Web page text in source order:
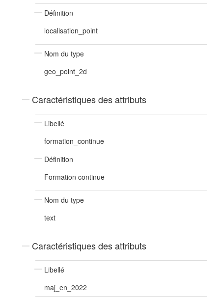
Définition
localisation_point
Nom du type
geo_point_2d
Caractéristiques des attributs
Libellé
formation_continue
Définition
Formation continue
Nom du type
text
Caractéristiques des attributs
Libellé
maj_en_2022